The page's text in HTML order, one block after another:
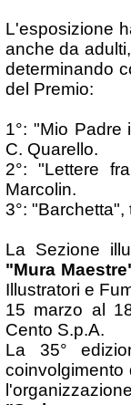
L'esposizione
anche da
determinando
del Premio:
1°: "Mio Padre
C. Quarello.
2°: "Lettere
Marcolin.
3°:
La Sezione
"Mura
Illustratori e
15 marzo al
Cento S.p.A.
La 35°
coinvolgimento